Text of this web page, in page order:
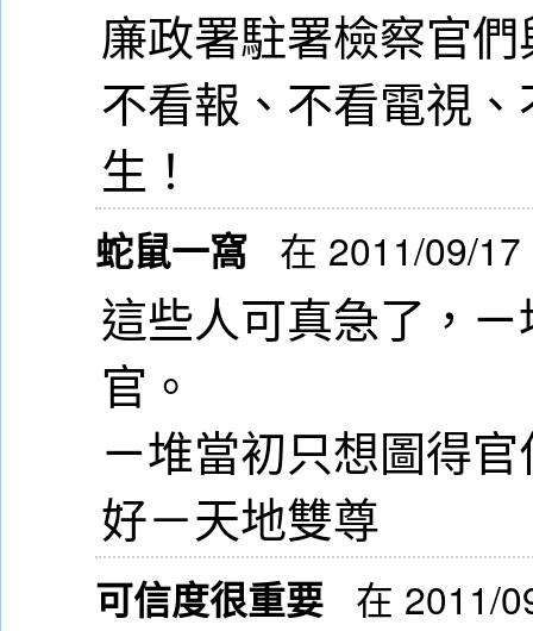
廉政署駐署檢察官
不看報、不看電視
生！
蛇鼠一窩 在 2011/09/
這些人可真急了，
官。
ㄧ堆當初只想圖得
好－天地雙尊
可信度很重要 在 2011/